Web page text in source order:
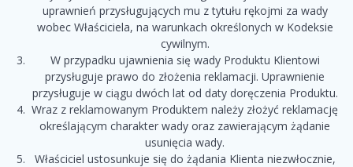
uprawnień przysługujących mu z tytułu rękojmi za wady
wobec Właściciela, na warunkach określonych w Kodeksie
cywilnym.
W przypadku ujawnienia się wady Produktu Klientowi
przysługuje prawo do złożenia reklamacji. Uprawnienie
przysługuje w ciągu dwóch lat od daty doręczenia Produktu.
Wraz z reklamowanym Produktem należy złożyć reklamację
określającym charakter wady oraz zawierającym żądanie
usunięcia wady.
Właściciel ustosunkuje się do żądania Klienta niezwłocznie,